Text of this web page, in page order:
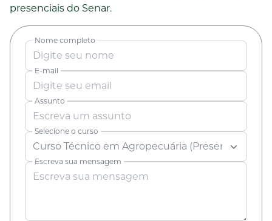
presenciais do Senar.
Nome completo
E-mail
Assunto
Selecione o curso
Escreva sua mensagem